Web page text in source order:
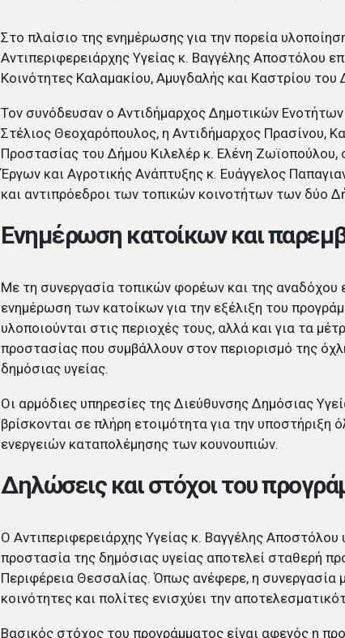
Στο πλαίσιο της ενημέρωσης για την πορεία
Αντιπεριφερειάρχης Υγείας κ. Βαγγέλης Αποστόλου
Κοινότητες Καλαμακίου, Αμυγδαλής και Καστρίου του
Τον συνόδευσαν ο Αντιδήμαρχος Δημοτικών Ενοτήτων
Στέλιος Θεοχαρόπουλος, η Αντιδήμαρχος Πρασίνου,
Προστασίας του Δήμου Κιλελέρ κ. Ελένη Ζωϊοπούλου,
Έργων και Αγροτικής Ανάπτυξης κ. Ευάγγελος
και αντιπρόεδροι των τοπικών κοινοτήτων των δύο
Ενημέρωση κατοίκων και
Με τη συνεργασία τοπικών φορέων και της αναδόχου
ενημέρωση των κατοίκων για την εξέλιξη του
υλοποιούνται στις περιοχές τους, αλλά και για τα
προστασίας που συμβάλλουν στον περιορισμό της
δημόσιας υγείας.
Οι αρμόδιες υπηρεσίες της Διεύθυνσης Δημόσιας
βρίσκονται σε πλήρη ετοιμότητα για την
ενεργειών καταπολέμησης των κουνουπιών.
Δηλώσεις και στόχοι του
Ο Αντιπεριφερειάρχης Υγείας κ. Βαγγέλης Αποστόλου
προστασία της δημόσιας υγείας αποτελεί σταθερή
Περιφέρεια Θεσσαλίας. Όπως ανέφερε, η συνεργασία
κοινότητες και πολίτες ενισχύει την
Βασικός στόχος του προγράμματος είναι αφενός η